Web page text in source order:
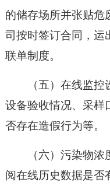
的储存场所并张贴危
司按时签订合同，运
联单制度。
（五）在线监
设备验收情况、采样
否存在造假行为等。
（六）污染物
阅在线历史数据是否